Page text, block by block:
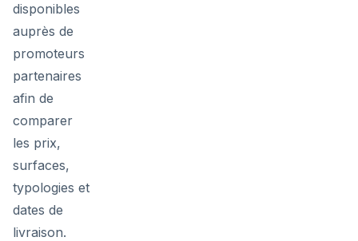
disponibles
auprès de
promoteurs
partenaires
afin de
comparer
les prix,
surfaces,
typologies et
dates de
livraison.